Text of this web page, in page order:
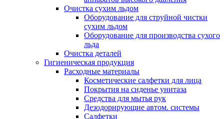
Очистка сухим льдом
Оборудование для струйной чистки
сухим льдом
Оборудование для производства сухого
льда
Очистка деталей
Гигиеническая продукция
Расходные материалы
Косметические салфетки для лица
Покрытия на сиденье унитаза
Средства для мытья рук
Дезодорирующие автом. системы
Салфетки